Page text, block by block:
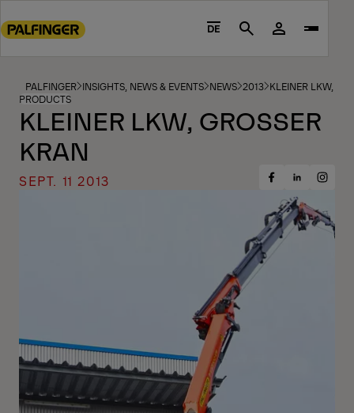
to
footer
content
DE Search
PALFINGER INSIGHTS, NEWS & EVENTS NEWS 2013 KLEINER LKW,
PRODUCTS
KLEINER LKW, GROSSER K
RAN
SEPT. 11 2013
Share
on
Facebook
Share
on
LinkedIn
Share